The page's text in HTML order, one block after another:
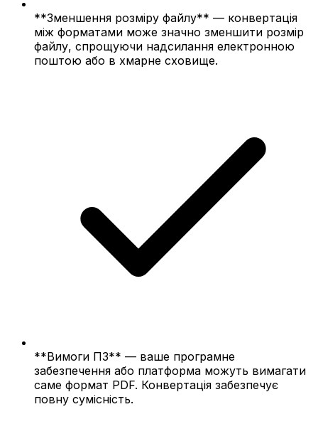
**Зменшення розміру файлу** — конвертація
між форматами може значно зменшити розмір
файлу, спрощуючи надсилання електронною
поштою або в хмарне сховище.
**Вимоги ПЗ** — ваше програмне
забезпечення або платформа можуть вимагати
саме формат PDF. Конвертація забезпечує
повну сумісність.